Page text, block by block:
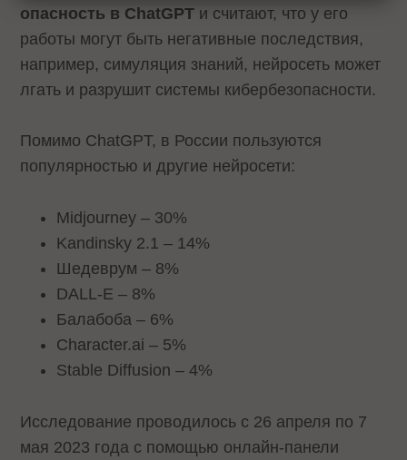
опасность в ChatGPT и считают, что у его
работы могут быть негативные последствия,
например, симуляция знаний, нейросеть может
лгать и разрушит системы кибербезопасности.
Помимо ChatGPT, в России пользуются
популярностью и другие нейросети:
Midjourney – 30%
Kandinsky 2.1 – 14%
Шедеврум – 8%
DALL-E – 8%
Балабоба – 6%
Character.ai – 5%
Stable Diffusion – 4%
Исследование проводилось с 26 апреля по 7
мая 2023 года с помощью онлайн-панели